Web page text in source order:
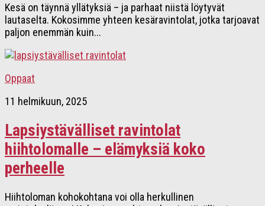
Kesä on täynnä yllätyksiä – ja parhaat niistä löytyvät
lautaselta. Kokosimme yhteen kesäravintolat, jotka tarjoavat
paljon enemmän kuin...
Oppaat
11 helmikuun, 2025
Lapsiystävälliset ravintolat
hiihtolomalle – elämyksiä koko
perheelle
Hiihtoloman kohokohtana voi olla herkullinen